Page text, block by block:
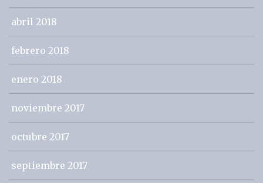
abril 2018
febrero 2018
enero 2018
noviembre 2017
octubre 2017
septiembre 2017